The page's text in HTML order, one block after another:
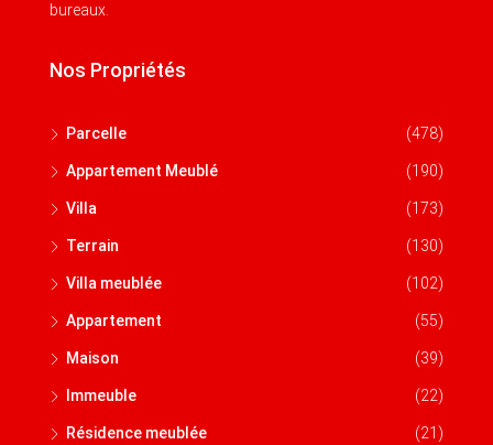
bureaux.
Nos Propriétés
Parcelle (478)
Appartement Meublé (190)
Villa (173)
Terrain (130)
Villa meublée (102)
Appartement (55)
Maison (39)
Immeuble (22)
Résidence meublée (21)